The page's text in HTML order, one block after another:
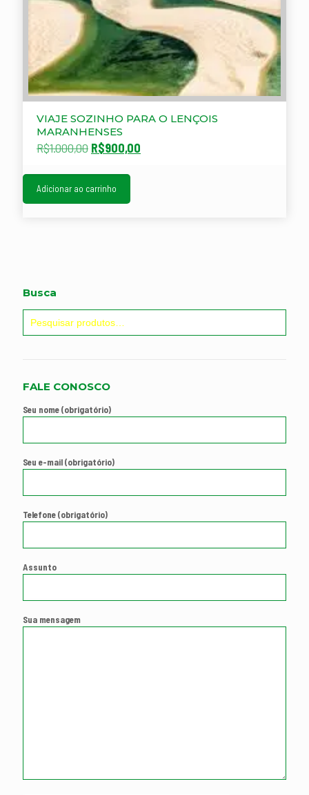
VIAJE SOZINHO PARA O LENÇOIS
MARANHENSES
R$1.000,00 O
original
era:
R$1.000,00.
R$900,00
Adicionar ao carrinho
Busca
FALE CONOSCO
Seu nome (obrigatório)
Seu e-mail (obrigatório)
Telefone (obrigatório)
Assunto
Sua mensagem